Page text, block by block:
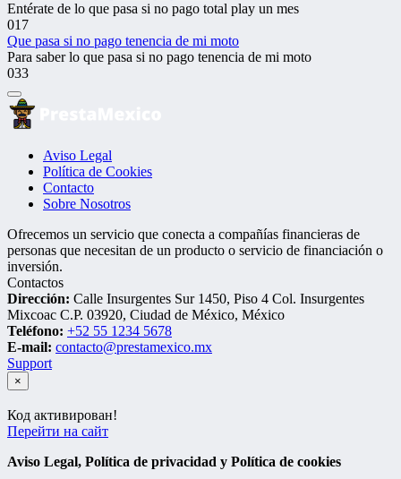
Entérate de lo que pasa si no pago total play un mes
017
Que pasa si no pago tenencia de mi moto
Para saber lo que pasa si no pago tenencia de mi moto
033
Aviso Legal
Política de Cookies
Contacto
Sobre Nosotros
Ofrecemos un servicio que conecta a compañías financieras de
personas que necesitan de un producto o servicio de financiación o
inversión.
Contactos
Dirección: Calle Insurgentes Sur 1450, Piso 4 Col. Insurgentes
Mixcoac C.P. 03920, Ciudad de México, México
Teléfono: +52 55 1234 5678
E-mail: contacto@prestamexico.mx
Support
×
Код активирован!
Перейти на сайт
Aviso Legal, Política de privacidad y Política de cookies